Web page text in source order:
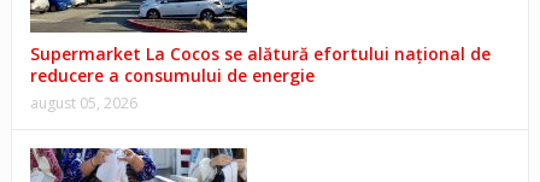
Supermarket La Cocos se alătură efortului național de
reducere a consumului de energie
august 05, 2026